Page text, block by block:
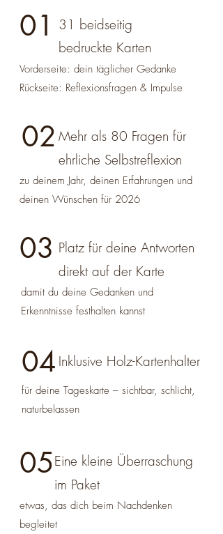
01
31 beidseitig
bedruckte Karten
Vorderseite: dein täglicher Gedanke
Rückseite: Reflexionsfragen & Impulse
02 Mehr als 80 Fragen für
ehrliche Selbstreflexion
zu deinem Jahr, deinen Erfahrungen und
deinen Wünschen für 2026
03 Platz für deine Antworten
direkt auf der Karte
damit du deine Gedanken und
Erkenntnisse festhalten kannst
04 Inklusive Holz-Kartenhalter
für deine Tageskarte – sichtbar, schlicht,
naturbelassen
05Eine kleine Überraschung
im Paket
etwas, das dich beim Nachdenken
begleitet